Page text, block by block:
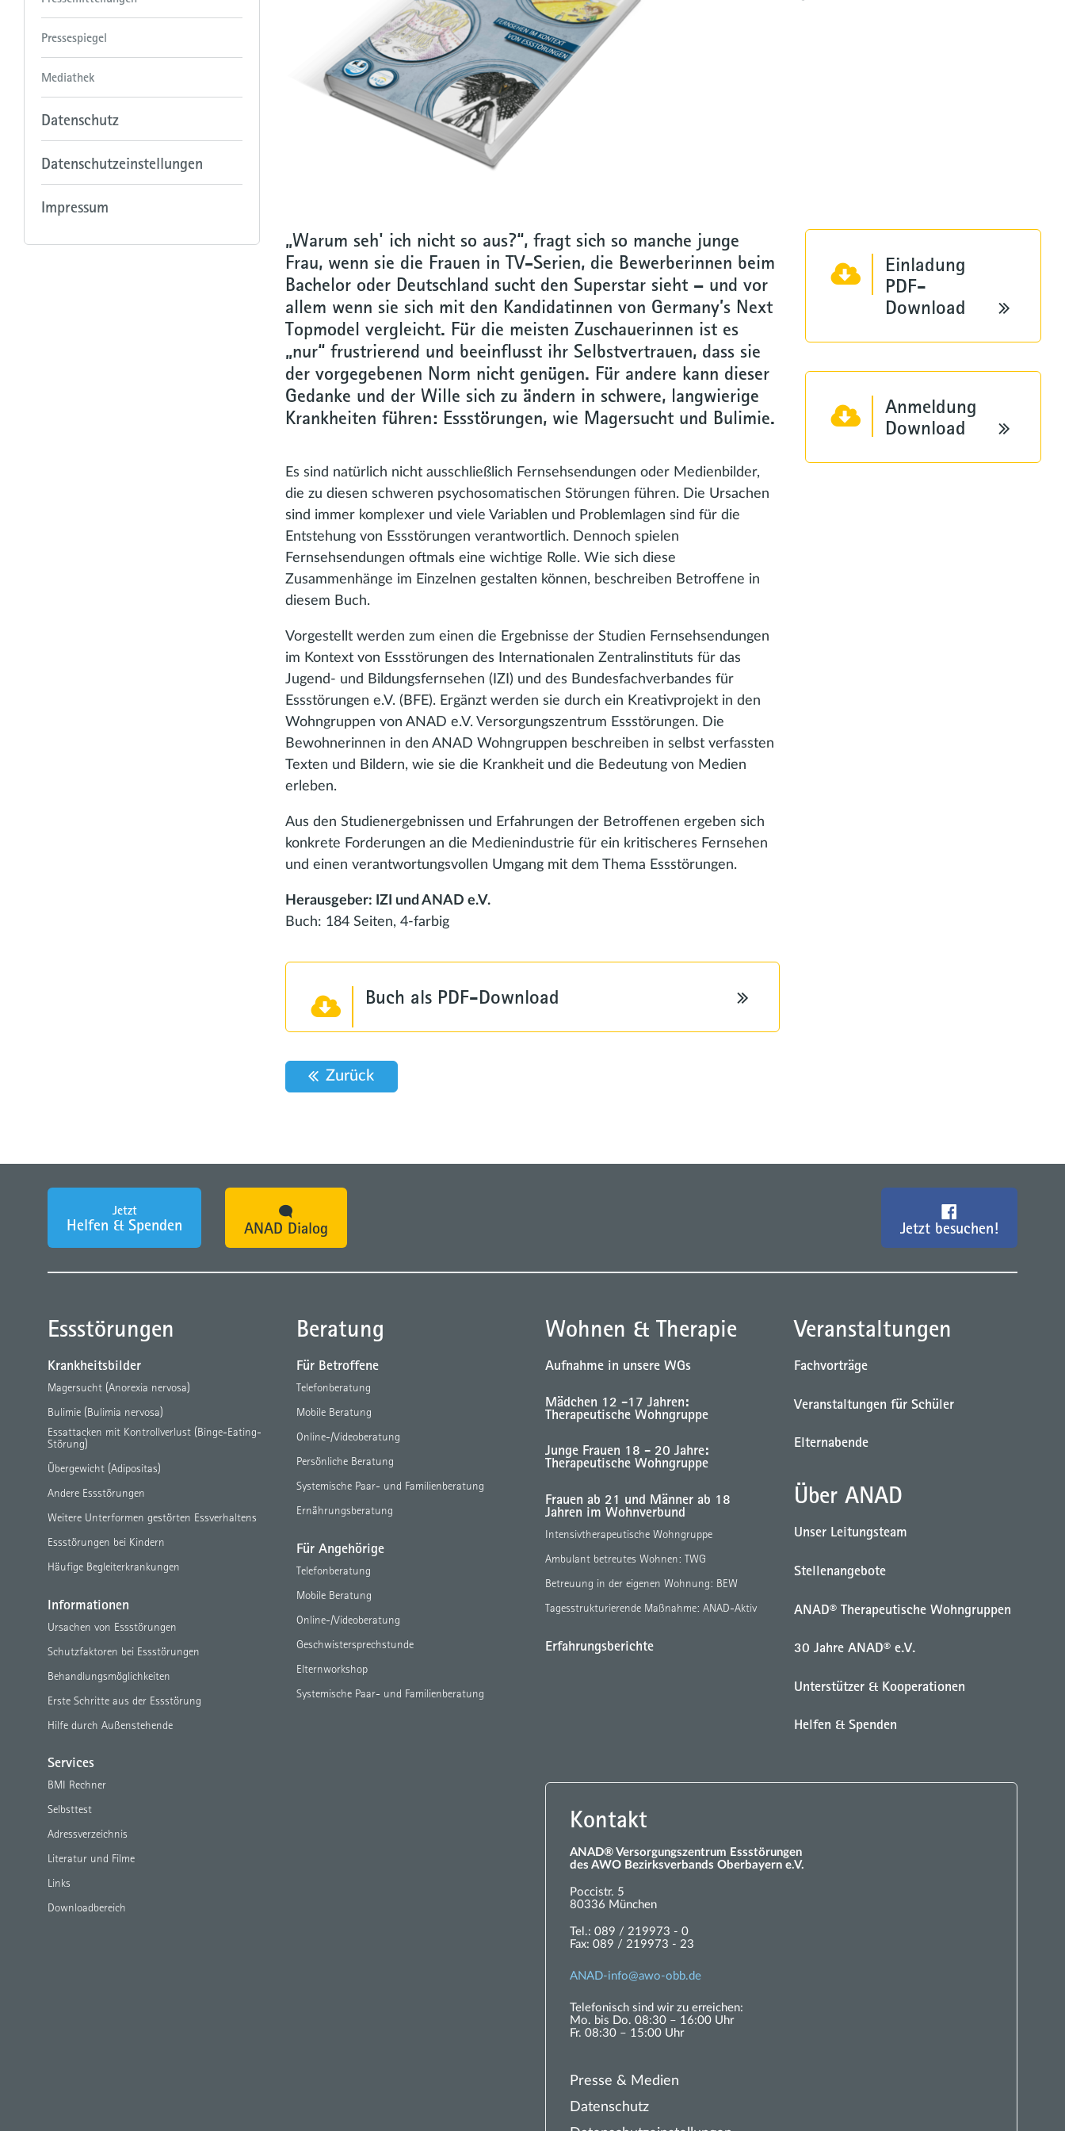
Pressespiegel
Mediathek
Datenschutz
Datenschutzeinstellungen
Impressum
„Warum seh' ich nicht so aus?“, fragt sich so manche junge
Frau, wenn sie die Frauen in TV-Serien, die Bewerberinnen beim
Bachelor oder Deutschland sucht den Superstar sieht – und vor
allem wenn sie sich mit den Kandidatinnen von Germany’s Next
Topmodel vergleicht. Für die meisten Zuschauerinnen ist es
„nur“ frustrierend und beeinflusst ihr Selbstvertrauen, dass sie
der vorgegebenen Norm nicht genügen. Für andere kann dieser
Gedanke und der Wille sich zu ändern in schwere, langwierige
Krankheiten führen: Essstörungen, wie Magersucht und Bulimie.
Es sind natürlich nicht ausschließlich Fernsehsendungen oder Medienbilder,
die zu diesen schweren psychosoma­tischen Störungen führen. Die Ursachen
sind immer komplexer und viele Variablen und Problemlagen sind für die
Entstehung von Essstörungen verantwortlich. Dennoch spielen
Fernsehsendungen oftmals eine wichtige Rolle. Wie sich diese
Zusammenhänge im Einzelnen gestalten können, beschreiben Betroffene in
diesem Buch.
Vorgestellt werden zum einen die Ergebnisse der Studien Fernsehsendungen
im Kontext von Essstörungen des Internationalen Zentralinstituts für das
Jugend- und Bildungsfernsehen (IZI) und des Bundesfachverbandes für
Essstörungen e.V. (BFE). Ergänzt werden sie durch ein Kreativprojekt in den
Wohngruppen von ANAD e.V. Versorgungszentrum Essstörungen. Die
Bewohnerinnen in den ANAD Wohngruppen beschreiben in selbst verfassten
Texten und Bildern, wie sie die Krankheit und die Bedeutung von Medien
erleben.
Aus den Studienergebnissen und Erfahrungen der Betroffenen ergeben sich
konkrete Forderungen an die Medienindustrie für ein kritischeres Fernsehen
und einen verantwortungsvollen Umgang mit dem Thema Essstörungen.
Herausgeber: IZI und ANAD e.V.
Buch: 184 Seiten, 4-farbig
Buch als PDF-Download
Einladung
PDF-
Download
Anmeldung
Download
Zurück
Jetzt
Helfen & Spenden ANAD Dialog Jetzt besuchen!
Essstörungen
Krankheitsbilder
Magersucht (Anorexia nervosa)
Bulimie (Bulimia nervosa)
Essattacken mit Kontrollverlust (Binge-Eating-
Störung)
Übergewicht (Adipositas)
Andere Essstörungen
Weitere Unterformen gestörten Essverhaltens
Essstörungen bei Kindern
Häufige Begleiterkrankungen
Informationen
Ursachen von Essstörungen
Schutzfaktoren bei Essstörungen
Behandlungsmöglichkeiten
Erste Schritte aus der Essstörung
Hilfe durch Außenstehende
Services
BMI Rechner
Selbsttest
Adressverzeichnis
Literatur und Filme
Links
Downloadbereich
Beratung
Für Betroffene
Telefonberatung
Mobile Beratung
Online-/Videoberatung
Persönliche Beratung
Systemische Paar- und Familienberatung
Ernährungsberatung
Für Angehörige
Telefonberatung
Mobile Beratung
Online-/Videoberatung
Geschwistersprechstunde
Elternworkshop
Systemische Paar- und Familienberatung
Wohnen & Therapie
Aufnahme in unsere WGs
Mädchen 12 -17 Jahren:
Therapeutische Wohngruppe
Junge Frauen 18 - 20 Jahre:
Therapeutische Wohngruppe
Frauen ab 21 und Männer ab 18
Jahren im Wohnverbund
Intensivtherapeutische Wohngruppe
Ambulant betreutes Wohnen: TWG
Betreuung in der eigenen Wohnung: BEW
Tagesstrukturierende Maßnahme: ANAD-Aktiv
Erfahrungsberichte
Veranstaltungen
Fachvorträge
Veranstaltungen für Schüler
Elternabende
Über ANAD
Unser Leitungsteam
Stellenangebote
ANAD® Therapeutische Wohngruppen
30 Jahre ANAD® e.V.
Unterstützer & Kooperationen
Helfen & Spenden
Kontakt
ANAD® Versorgungszentrum Essstörungen
des AWO Bezirksverbands Oberbayern e.V.
Poccistr. 5
80336 München
Tel.: 089 / 219973 - 0
Fax: 089 / 219973 - 23
ANAD- nf w - bb d
Telefonisch sind wir zu erreichen:
Mo. bis Do. 08:30 – 16:00 Uhr
Fr. 08:30 – 15:00 Uhr
Presse & Medien
Datenschutz